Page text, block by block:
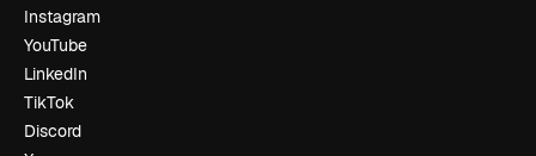
Instagram
YouTube
LinkedIn
TikTok
Discord